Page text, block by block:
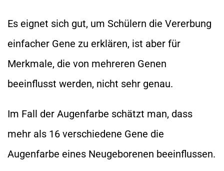
Es eignet sich gut, um Schülern die Vererbung
einfacher Gene zu erklären, ist aber für
Merkmale, die von mehreren Genen
beeinflusst werden, nicht sehr genau.
Im Fall der Augenfarbe schätzt man, dass
mehr als 16 verschiedene Gene die
Augenfarbe eines Neugeborenen beeinflussen.